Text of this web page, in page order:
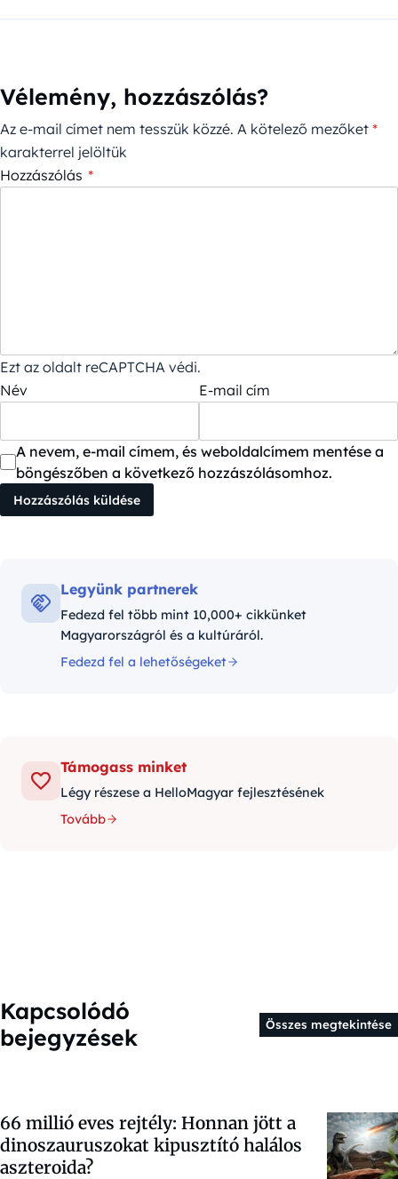
Vélemény, hozzászólás?
Az e-mail címet nem tesszük közzé. A kötelező mezőket *
karakterrel jelöltük
Hozzászólás *
Ezt az oldalt reCAPTCHA védi.
Név
E-mail cím
A nevem, e-mail címem, és weboldalcímem mentése a
böngészőben a következő hozzászólásomhoz.
Legyünk partnerek
Fedezd fel több mint 10,000+ cikkünket
Magyarországról és a kultúráról.
Fedezd fel a lehetőségeket
Támogass minket
Légy részese a HelloMagyar fejlesztésének
Tovább
Kapcsolódó
bejegyzések
Összes megtekintése
66 millió eves rejtély: Honnan jött a
dinoszauruszokat kipusztító halálos
aszteroida?